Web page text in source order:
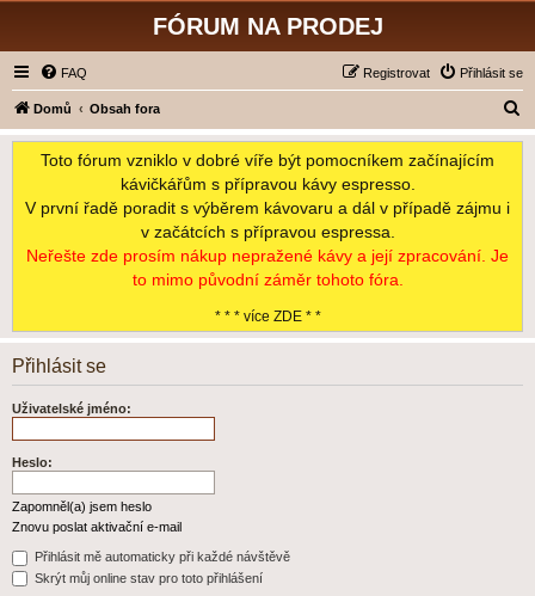
FÓRUM NA PRODEJ
FAQ Přihlásit se
Registrovat
Domů Obsah fora
l
Toto fórum vzniklo v dobré víře být pomocníkem začínajícím
kávičkářům s přípravou kávy espresso.
V první řadě poradit s výběrem kávovaru a dál v případě zájmu i
v začátcích s přípravou espressa.
Neřešte zde prosím nákup nepražené kávy a její zpracování. Je
to mimo původní záměr tohoto fóra.
* * * více ZDE * *
Přihlásit se
Uživatelské jméno:
Heslo:
Zapomněl(a) jsem heslo
Znovu poslat aktivační e-mail
Přihlásit mě automaticky při každé návštěvě
Skrýt můj online stav pro toto přihlášení